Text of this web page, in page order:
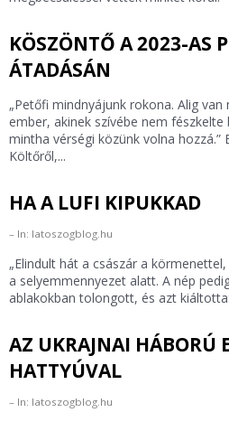
KÖSZÖNTŐ A 2023-AS
ÁTADÁSÁN
„Petőfi mindnyájunk rokona. Alig van
ember, akinek szívébe nem fészkelte
mintha vérségi közünk volna hozzá.”
Költőről,...
HA A LUFI KIPUKKAD
In: latoszogblog.hu
„Elindult hát a császár a
a selyemmennyezet alatt. A nép
ablakokban tolongott, és azt
AZ UKRAJNAI HÁBORÚ
HATTYÚVAL
In: latoszogblog.hu